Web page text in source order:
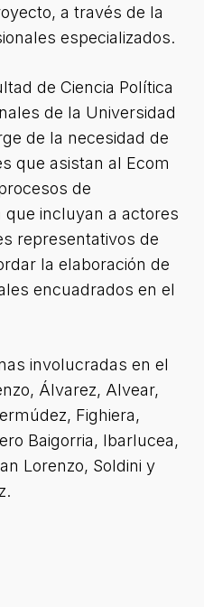
a través de la
especializados.
de Ciencia Política
de la Universidad
de la necesidad de
que asistan al Ecom
de
que incluyan a actores
representativos de
la elaboración de
encuadrados en el
involucradas en el
Álvarez, Alvear,
Fighiera,
Baigorria, Ibarlucea,
Lorenzo, Soldini y